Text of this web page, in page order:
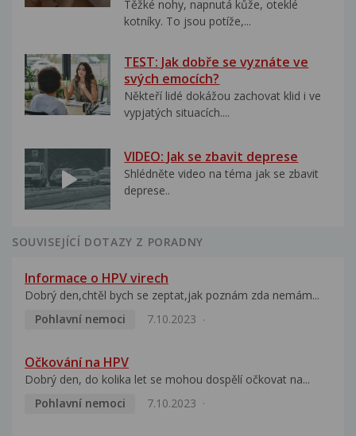
Těžké nohy, napnutá kůže, oteklé
kotníky. To jsou potíže,...
TEST: Jak dobře se vyznáte ve
svých emocích?
Někteří lidé dokážou zachovat klid i ve
vypjatých situacích....
VIDEO: Jak se zbavit deprese
Shlédněte video na téma jak se zbavit
deprese..
SOUVISEJÍCÍ DOTAZY Z PORADNY
Informace o HPV virech
Dobrý den,chtěl bych se zeptat,jak poznám zda nemám...
Pohlavní nemoci
7.10.2023
Očkování na HPV
Dobrý den, do kolika let se mohou dospělí očkovat na...
Pohlavní nemoci
7.10.2023